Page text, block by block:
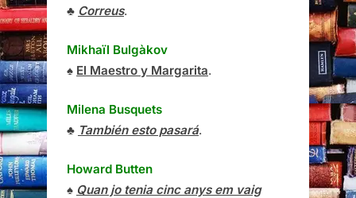
♣ Correus.
Mikhaïl Bulgàkov
♠ El Maestro y Margarita.
Milena Busquets
♣ También esto pasará.
Howard Butten
♠ Quan jo tenia cinc anys em vaig